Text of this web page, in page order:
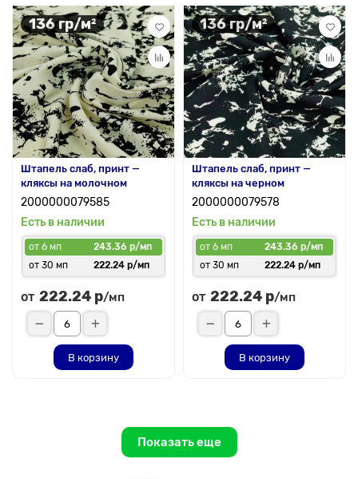
136 гр/м²
Штапель слаб, принт —
кляксы на молочном
2000000079585
Есть в наличии
от 6 мп
243.36 р/мп
от 30 мп
222.24 р/мп
от 222.24 р/мп
В корзину
136 гр/м²
Штапель слаб, принт —
кляксы на черном
2000000079578
Есть в наличии
от 6 мп
243.36 р/мп
от 30 мп
222.24 р/мп
от 222.24 р/мп
В корзину
Показать еще